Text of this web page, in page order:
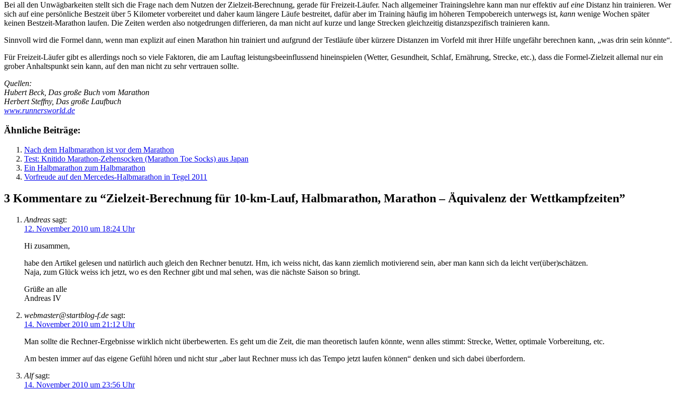
Bei all den Unwägbarkeiten stellt sich die Frage nach dem Nutzen der Zielzeit-Berechnung, gerade für Freizeit-Läufer. Nach allgemeiner Trainingslehre kann man nur effektiv aufeine Distanz hin trainieren. Wer
sich auf eine persönliche Bestzeit über 5 Kilometer vorbereitet und daher kaum längere Läufe bestreitet, dafür aber im Training häufig im höheren Tempobereich unterwegs ist, kann wenige Wochen später
keinen Bestzeit-Marathon laufen. Die Zeiten werden also notgedrungen differieren, da man nicht auf kurze und lange Strecken gleichzeitig distanzspezifisch trainieren kann.
Sinnvoll wird die Formel dann, wenn man explizit auf einen Marathon hin trainiert und aufgrund der Testläufe über kürzere Distanzen im Vorfeld mit ihrer Hilfe ungefähr berechnen kann, „was drin sein könnte“.
Für Freizeit-Läufer gibt es allerdings noch so viele Faktoren, die am Lauftag leistungsbeeinflussend hineinspielen (Wetter, Gesundheit, Schlaf, Ernährung, Strecke, etc.), dass die Formel-Zielzeit allemal nur ein
grober Anhaltspunkt sein kann, auf den man nicht zu sehr vertrauen sollte.
Quellen:
Hubert Beck, Das große Buch vom Marathon
Herbert Steffny, Das große Laufbuch
www.runnersworld.de
Ähnliche Beiträge:
Nach dem Halbmarathon ist vor dem Marathon
Test: Knitido Marathon-Zehensocken (Marathon Toe Socks) aus Japan
Ein Halbmarathon zum Halbmarathon
Vorfreude auf den Mercedes-Halbmarathon in Tegel 2011
3 Kommentare zu “Zielzeit-Berechnung für 10-km-Lauf, Halbmarathon, Marathon – Äquivalenz der Wettkampfzeiten”
Andreas sagt:
12. November 2010 um 18:24 Uhr
Hi zusammen,
habe den Artikel gelesen und natürlich auch gleich den Rechner benutzt. Hm, ich weiss nicht, das kann ziemlich motivierend sein, aber man kann sich da leicht ver(über)schätzen.
Naja, zum Glück weiss ich jetzt, wo es den Rechner gibt und mal sehen, was die nächste Saison so bringt.
Grüße an alle
Andreas IV
webmaster@startblog-f.de sagt:
14. November 2010 um 21:12 Uhr
Man sollte die Rechner-Ergebnisse wirklich nicht überbewerten. Es geht um die Zeit, die man theoretisch laufen könnte, wenn alles stimmt: Strecke, Wetter, optimale Vorbereitung, etc.
Am besten immer auf das eigene Gefühl hören und nicht stur „aber laut Rechner muss ich das Tempo jetzt laufen können“ denken und sich dabei überfordern.
Alf sagt:
14. November 2010 um 23:56 Uhr